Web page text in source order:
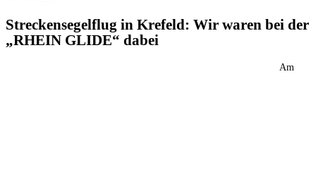
Streckensegelflug in Krefeld: Wir waren bei der
„RHEIN GLIDE“ dabei
Am